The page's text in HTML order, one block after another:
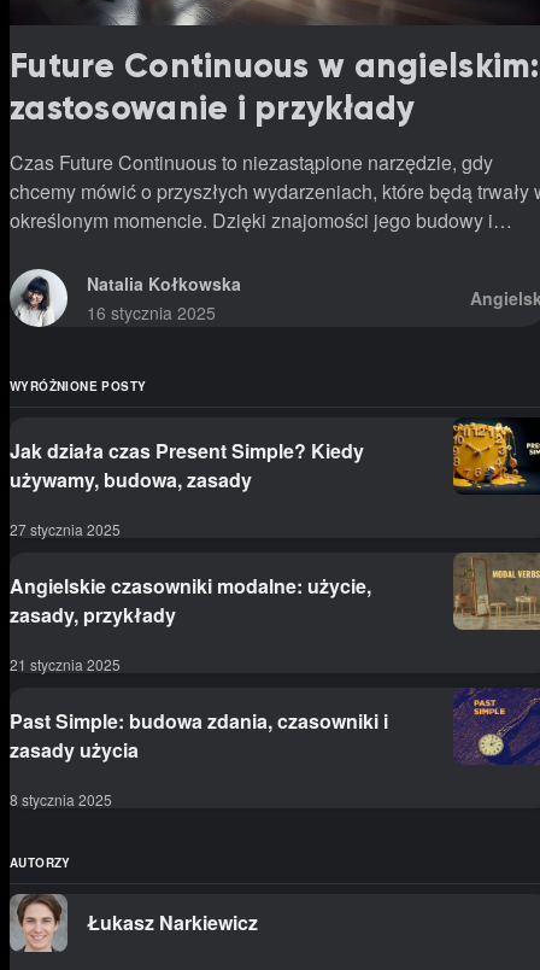
Future Continuous w angielskim:
zastosowanie i przykłady
Czas Future Continuous to niezastąpione narzędzie, gdy
chcemy mówić o przyszłych wydarzeniach, które będą trwały
określonym momencie. Dzięki znajomości jego budowy i
bardziej precyzyjne i naturalne.
Natalia Kołkowska
16 stycznia 2025
WYRÓŻNIONE POSTY
Jak działa czas Present Simple? Kiedy
używamy, budowa, zasady
27 stycznia 2025
Angielskie czasowniki modalne: użycie,
zasady, przykłady
21 stycznia 2025
Past Simple: budowa zdania, czasowniki i
zasady użycia
8 stycznia 2025
AUTORZY
Łukasz Narkiewicz